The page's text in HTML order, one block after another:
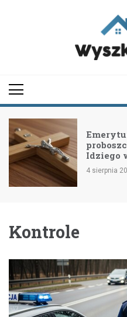
Idziego
4 sierpnia
Kontrole